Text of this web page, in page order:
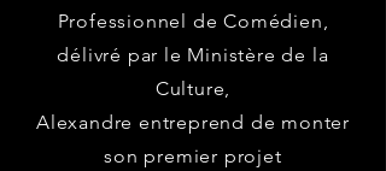
Professionnel de Comédien,
délivré par le Ministère de la
Culture,
Alexandre entreprend de monter
son premier projet